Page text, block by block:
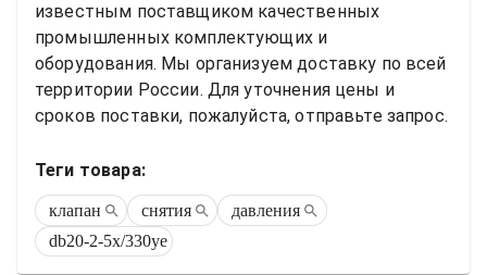
известным поставщиком качественных
промышленных комплектующих и
оборудования. Мы организуем доставку по всей
территории России. Для уточнения цены и
сроков поставки, пожалуйста, отправьте запрос.
Теги товара:
клапан снятия
давления
db20-2-5x/330ye